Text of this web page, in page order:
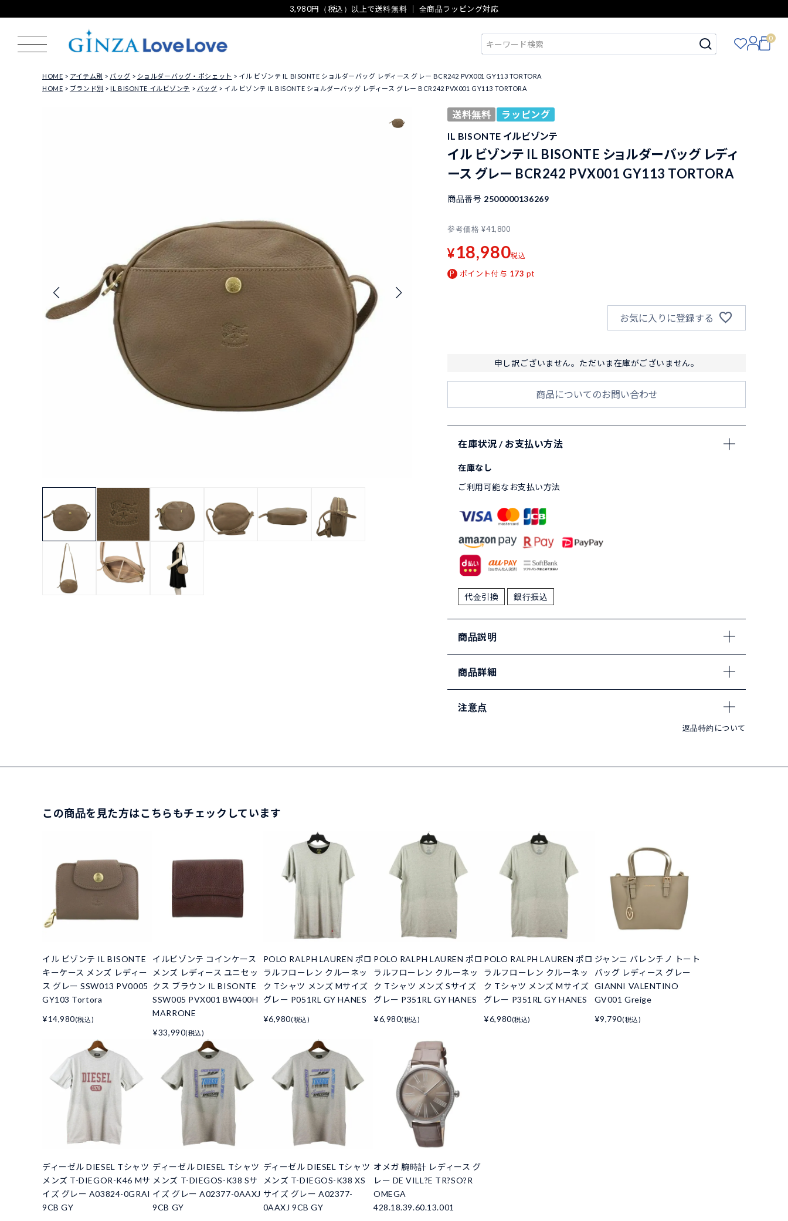
3,980円（税込）以上で送料無料 ｜ 全商品ラッピング対応
0
HOME アイテム別 バッグ ショルダーバッグ・ポシェット
イル ビゾンテ IL BISONTE ショルダーバッグ レディース グレー BCR242 PVX001 GY113 TORTORA
HOME
ブランド別 IL BISONTE イルビゾンテ バッグ イル ビゾンテ IL BISONTE ショルダーバッグ レディース グレー BCR242 PVX001 GY113 TORTORA
送料無料
ラッピング
IL BISONTE イルビゾンテ
イル ビゾンテ IL BISONTE ショルダーバッグ レディ
ース グレー BCR242 PVX001 GY113 TORTORA
商品番号 2500000136269
参考価格 ¥41,800
¥18,980税込
ポイント付与 173 pt
お気に入りに登録する
申し訳ございません。ただいま在庫がございません。
商品についてのお問い合わせ
在庫状況 / お支払い方法
在庫なし
ご利用可能なお支払い方法
代金引換 銀行振込
商品説明
商品詳細
注意点
返品特約について
この商品を見た方はこちらもチェックしています
イル ビゾンテ IL BISONTE
キーケース メンズ レディー
ス グレー SSW013 PV0005
GY103 Tortora
¥14,980(税込)
イルビゾンテ コインケース
メンズ レディース ユニセッ
クス ブラウン IL BISONTE
SSW005 PVX001 BW400H
MARRONE
¥33,990(税込)
POLO RALPH LAUREN ポロ
ラルフローレン クルーネッ
ク Tシャツ メンズ Mサイズ
グレー P051RL GY HANES
¥6,980(税込)
POLO RALPH LAUREN ポロ
ラルフローレン クルーネッ
ク Tシャツ メンズ Sサイズ
グレー P351RL GY HANES
¥6,980(税込)
POLO RALPH LAUREN ポロ
ラルフローレン クルーネッ
ク Tシャツ メンズ Mサイズ
グレー P351RL GY HANES
¥6,980(税込)
ジャンニ バレンチノ トート
バッグ レディース グレー
GIANNI VALENTINO
GV001 Greige
¥9,790(税込)
ディーゼル DIESEL Tシャツ
メンズ T-DIEGOR-K46 Mサ
イズ グレー A03824-0GRAI
9CB GY
ディーゼル DIESEL Tシャツ
メンズ T-DIEGOS-K38 Sサ
イズ グレー A02377-0AAXJ
9CB GY
ディーゼル DIESEL Tシャツ
メンズ T-DIEGOS-K38 XS
サイズ グレー A02377-
0AAXJ 9CB GY
オメガ 腕時計 レディース グ
レー DE VILL?E TR?SO?R
OMEGA
428.18.39.60.13.001